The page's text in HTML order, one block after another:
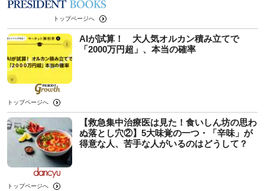
トップページへ
AIが試算！ 大人気オルカン積み立てで
「2000万円超」、本当の確率
トップページへ
【救急集中治療医は見た！食いしん坊の思わ
ぬ落とし穴②】5大味覚の一つ・「辛味」が
得意な人、苦手な人がいるのはどうして？
トップページへ